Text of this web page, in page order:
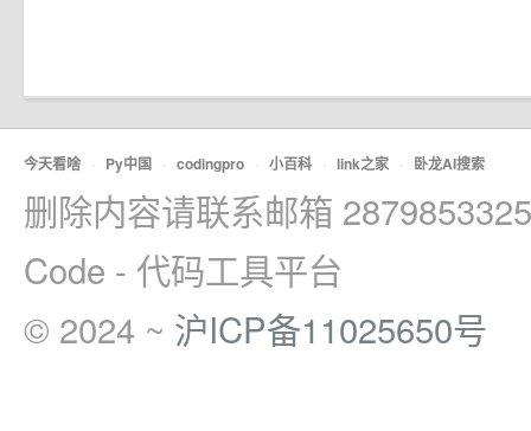
今天看啥 · Py中国 · codingpro · 小百科 · link之家 · 卧龙AI搜索
删除内容请联系邮箱
Code - 代码工具平台
© 2024 ~ 沪ICP备11025650号